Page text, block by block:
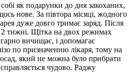
як подарунки до дня закоханих,
нове. За півтора місяці, жодного
дуже довго тримає заряд. Після
2 тижні. Щітка на двох режимах
гарно вичищає, і допомагає
по призначенню лікаря, тому на
який не можна було прибрати
чудово. Раджу